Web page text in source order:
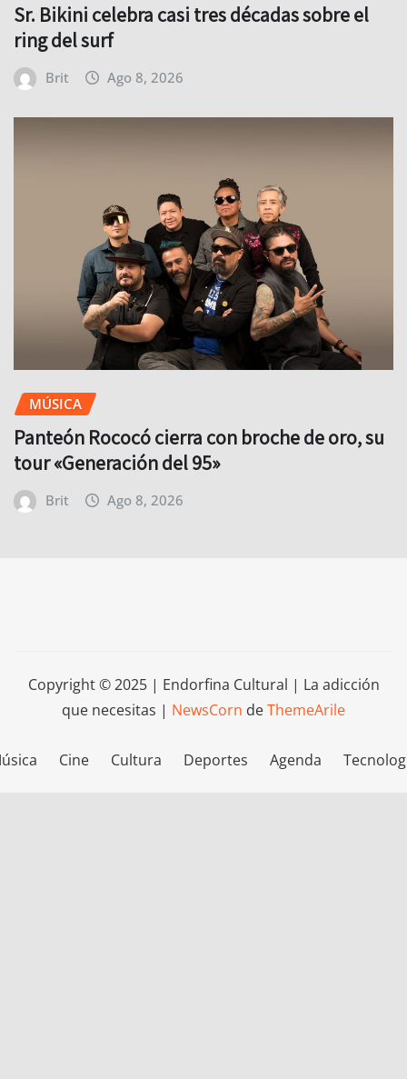
Sr. Bikini celebra casi tres décadas sobre el
ring del surf
Brit Ago 8, 2026
MÚSICA
Panteón Rococó cierra con broche de oro, su
tour «Generación del 95»
Brit Ago 8, 2026
Copyright © 2025 | Endorfina Cultural | La adicción
que necesitas | NewsCorn deThemeArile
Cine Cultura Deportes Agenda